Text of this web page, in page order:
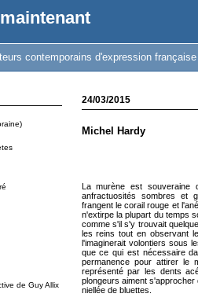
contemporains d'expression française
de Guy Allix
24/03/2015
Michel Hardy
La murène est souveraine
anfractuosités sombres et
frangent le corail rouge et
n'extirpe la plupart du temps
comme s'il s'y trouvait
les reins tout en observant
l'imaginerait volontiers sous
que ce qui est nécessaire
permanence pour attirer le
représenté par les dents
plongeurs aiment
niellée de bluettes.